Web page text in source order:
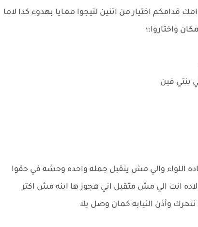
اختيار من اتنين لتيجوا معايا بهدوء كدا لاما
واختاروا؛؛
بنتي فين
اللواء والي مش يتقبل جمله واحده وحشه في حقوا
انت الي مش متقبل اني هجوز ها ابنه مش اكتر
وأذن النيابه كمان وصل يلا